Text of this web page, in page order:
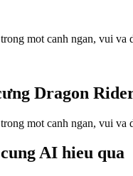
mot canh ngan, vui va
Dragon
mot canh ngan, vui
AI hieu qua